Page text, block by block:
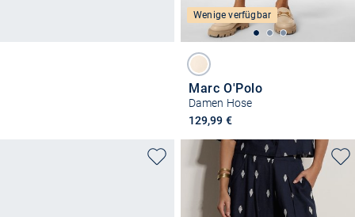
Wenige verfügbar
Marc O'Polo
Damen Hose
129,99 €